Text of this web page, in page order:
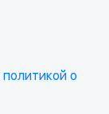
политикой о